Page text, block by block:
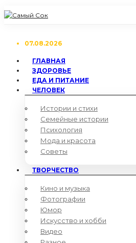
07.08.2026
ГЛАВНАЯ
ЗДОРОВЬЕ
ЕДА И ПИТАНИЕ
ЧЕЛОВЕК
Истории и стихи
Семейные истории
Психология
Мода и красота
Советы
ТВОРЧЕСТВО
Кино и музыка
Фотографии
Юмор
Искусство и хобби
Видео